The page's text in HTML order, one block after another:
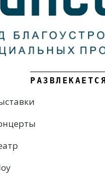
РАЗВЛЕКАЕТСЯ